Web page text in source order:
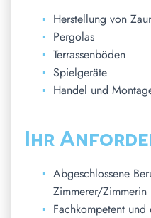
Herstellung von
Pergolas
Terrassenböden
Spielgeräte
Handel und
Ihr
Abgeschlossene
Zimmerer/Zimmerin
Fachkompetent und